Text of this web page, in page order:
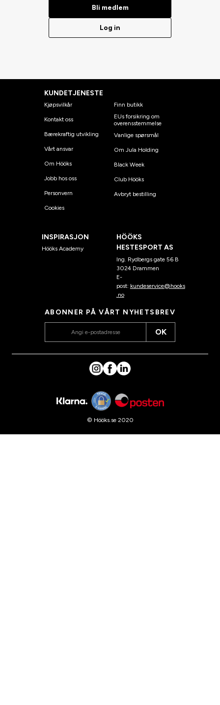
Bli medlem
Log in
KUNDETJENESTE
Kjøpsvilkår
Kontakt oss
Bærekraftig utvikling
Vårt ansvar
Om Hööks
Jobb hos oss
Personvern
Cookies
Finn butikk
EUs forsikring om
overensstemmelse
Vanlige spørsmål
Om Jula Holding
Black Week
Club Hööks
Avbryt bestilling
INSPIRASJON
Hööks Academy
HÖÖKS
HESTESPORT AS
Ing. Rydbergs gate 56 B
3024 Drammen
E-
post: kundeservice@hooks
.no
ABONNER PÅ VÅRT NYHETSBREV
OK
© Hööks.se 2020